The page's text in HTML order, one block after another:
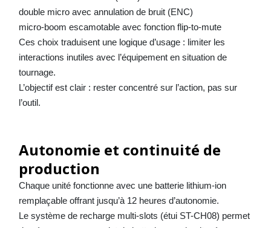
double micro avec annulation de bruit (ENC)
micro-boom escamotable avec fonction flip-to-mute
Ces choix traduisent une logique d’usage : limiter les
interactions inutiles avec l’équipement en situation de
tournage.
L’objectif est clair : rester concentré sur l’action, pas sur
l’outil.
Autonomie et continuité de
production
Chaque unité fonctionne avec une batterie lithium-ion
remplaçable offrant jusqu’à 12 heures d’autonomie.
Le système de recharge multi-slots (étui ST-CH08) permet